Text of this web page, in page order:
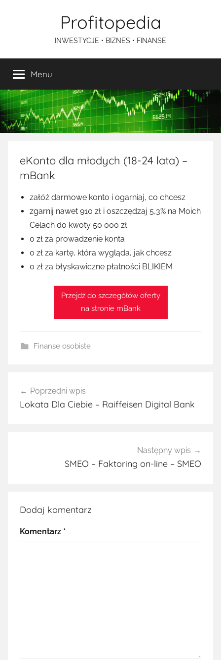
Profitopedia
INWESTYCJE • BIZNES • FINANSE
Menu
eKonto dla młodych (18-24 lata) –
mBank
załóż darmowe konto i ogarniaj, co chcesz
zgarnij nawet 910 zł i oszczędzaj 5,3% na Moich
Celach do kwoty 50 000 zł
0 zł za prowadzenie konta
0 zł za kartę, która wygląda, jak chcesz
0 zł za błyskawiczne płatności BLIKIEM
Przejdź do szczegółów oferty
na stronie mBank
Finanse osobiste
wpisu
Poprzedni wpis
Lokata Dla Ciebie – Raiffeisen Digital Bank
Następny wpis
SMEO – Faktoring on-line – SMEO
Dodaj komentarz
Komentarz *